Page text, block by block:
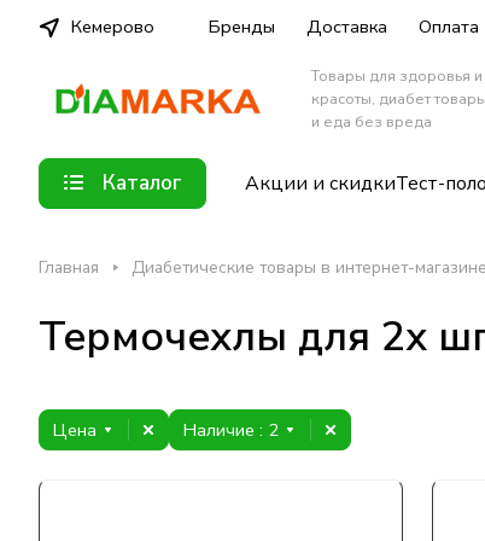
Кемерово Бренды Доставка Оплата
Товары для здоровья и
красоты, диабет товары
и еда без вреда
Каталог Акции и скидкиТест-
Главная Диабетические товары в интернет-магазине
Термочехлы для 2х
Цена Наличие : 2